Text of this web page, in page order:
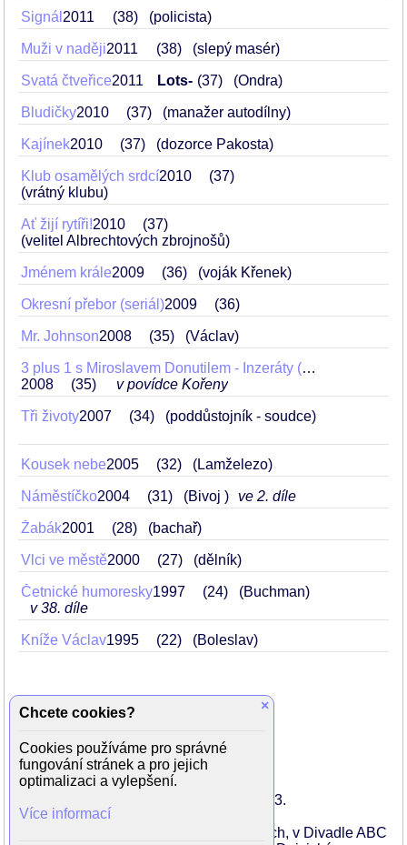
Signál 2011 38 (policista)
Muži v naději2011 38 (slepý masér)
Svatá čtveřice2011 Lots- 37 (Ondra)
Bludičky2010 37 (manažer autodílny)
Kajínek2010 37 (dozorce Pakosta)
Klub osamělých srdcí2010
37
(vrátný klubu)
Ať žijí rytíři!2010
37
(velitel Albrechtových zbrojnošů)
Jménem krále2009 36 (voják Křenek)
Okresní přebor (seriál)2009 36
Mr. Johnson2008 35 (Václav)
3 plus 1 s Miroslavem Donutilem - Inzeráty (Dvě plus jeden, Upratovačka, Kořeny)
2008
35 v povídce Kořeny
Tři životy2007 34 (poddůstojník - soudce)
Kousek nebe2005 32 (Lamželezo)
Náměstíčko2004 31 (Bivoj ) ve 2. díle
Žabák2001 28 (bachař)
Vlci ve městě2000 27 (dělník)
Četnické humoresky1997 24
(Buchman)
v 38. díle
Kníže Václav1995 22 (Boleslav)
Rodinné vztahy
sestra Viktorie Čermáková
Hynek Čermák se narodil 14. února 1973.
Působil v Městských divadlech pražských, v Divadle ABC
×
Chcete cookies?
Cookies používáme pro správné
fungování stránek a pro jejich
optimalizaci a vylepšení.
Více informací